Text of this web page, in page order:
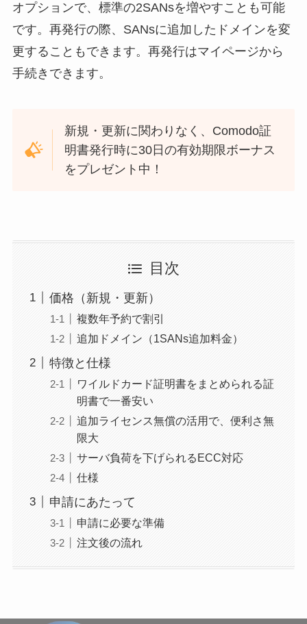
オプションで、標準の2SANsを増やすことも可能
です。再発行の際、SANsに追加したドメインを変
更することもできます。再発行はマイページから
手続きできます。
新規・更新に関わりなく、Comodo証
明書発行時に30日の有効期限ボーナス
をプレゼント中！
目次
価格（新規・更新）
複数年予約で割引
追加ドメイン（1SANs追加料金）
特徴と仕様
ワイルドカード証明書をまとめられる証
明書で一番安い
追加ライセンス無償の活用で、便利さ無
限大
サーバ負荷を下げられるECC対応
仕様
申請にあたって
申請に必要な準備
注文後の流れ